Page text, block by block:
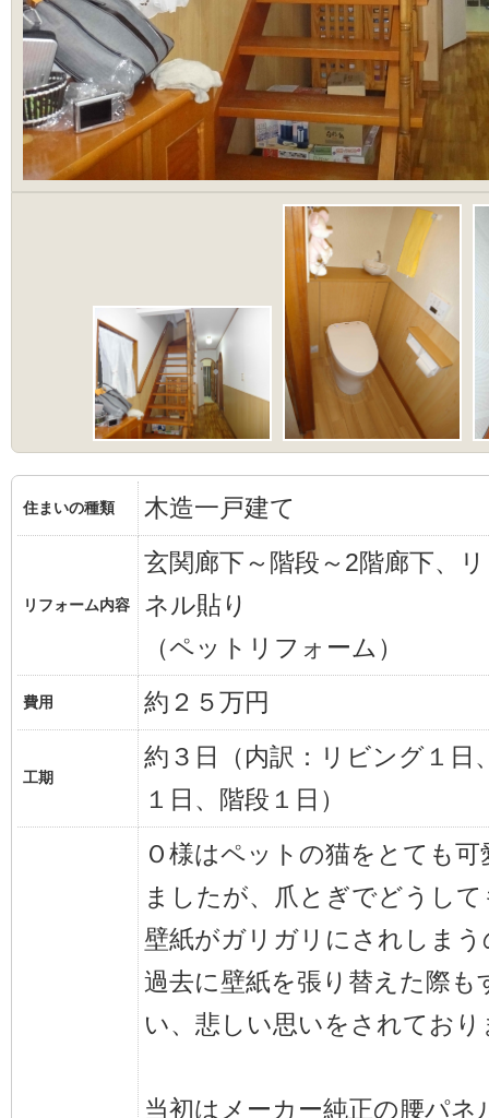
住まいの種類 木造一戸建て
リフォーム内容
玄関廊下～階段～2階廊下、
ネル貼り
（ペットリフォーム）
費用 約２５万円
工期
約３日（内訳：リビング１日
１日、階段１日）
Ｏ様はペットの猫をとても
ましたが、爪とぎでどうし
壁紙がガリガリにされしま
過去に壁紙を張り替えた際
い、悲しい思いをされており
当初はメーカー純正の腰パ